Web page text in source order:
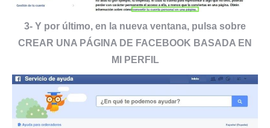
3- Y por último, en la nueva ventana, pulsa sobre
CREAR UNA PÁGINA DE FACEBOOK BASADA EN
MI PERFIL